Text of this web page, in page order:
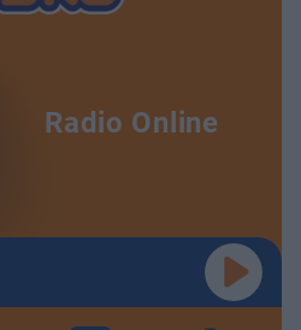
Radio Online